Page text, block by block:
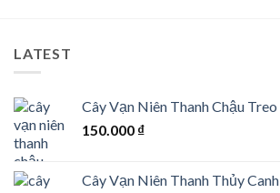
LATEST
Cây Vạn Niên Thanh Chậu Treo
150.000 ₫
Cây Vạn Niên Thanh Thủy Canh